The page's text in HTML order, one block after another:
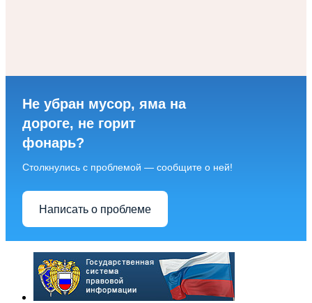
Не убран мусор, яма на
дороге, не горит
фонарь?
Столкнулись с проблемой — сообщите о ней!
Написать о проблеме